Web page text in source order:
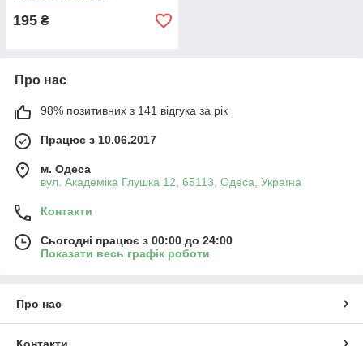
195 ₴
Про нас
98% позитивних з 141 відгука за рік
Працює з 10.06.2017
м. Одеса
вул. Академіка Глушка 12, 65113, Одеса, Україна
Контакти
Сьогодні працює з 00:00 до 24:00
Показати весь графік роботи
Про нас